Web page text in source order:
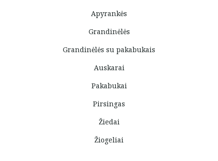
Apyrankės
Grandinėlės
Grandinėlės su pakabukais
Auskarai
Pakabukai
Pirsingas
Žiedai
Žiogeliai